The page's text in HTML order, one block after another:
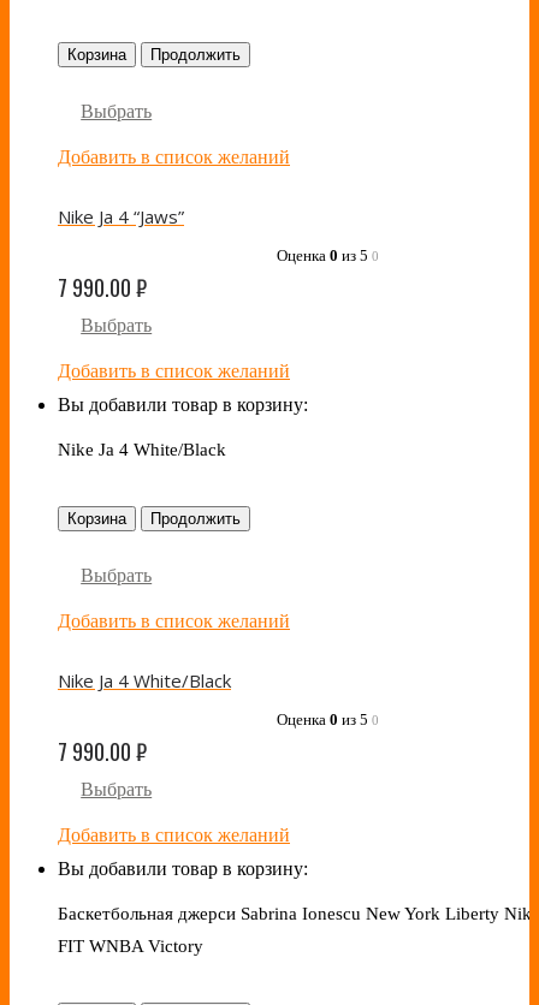
Корзина Продолжить
Выбрать
Добавить в список желаний
Nike Ja 4 “Jaws”
Оценка 0 из 5 0
7 990.00₽
Выбрать
Добавить в список желаний
Вы добавили товар в корзину:
Nike Ja 4 White/Black
Корзина Продолжить
Выбрать
Добавить в список желаний
Nike Ja 4 White/Black
Оценка 0 из 5 0
7 990.00₽
Выбрать
Добавить в список желаний
Вы добавили товар в корзину:
Баскетбольная джерси Sabrina Ionescu New York Liberty
FIT WNBA Victory